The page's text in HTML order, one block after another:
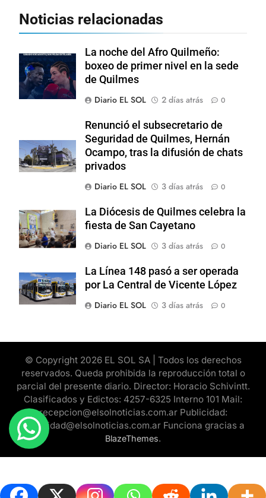
Noticias relacionadas
La noche del Afro Quilmeño:
boxeo de primer nivel en la sede
de Quilmes
Diario EL SOL
2 días atrás 0
Renunció el subsecretario de
Seguridad de Quilmes, Hernán
Ocampo, tras la difusión de chats
privados
Diario EL SOL
3 días atrás 0
La Diócesis de Quilmes celebra la
fiesta de San Cayetano
Diario EL SOL
3 días atrás 0
La Línea 148 pasó a ser operada
por La Central de Vicente López
Diario EL SOL
3 días atrás 0
© Copyright 2026 EL SOL SA | Todos los derechos
reservados. Queda prohibida la reproducción total o
parcial del presente diario. Director: Horacio Schivintt.
Clasificados y Edictos: 4257-6325 Interno 101 Mail:
recepcion@elsolnoticias.com.ar Publicidad:
publicidad@elsolnoticias.com.ar Funciona gracias a
BlazeThemes.